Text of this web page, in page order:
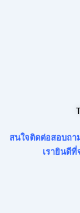
สนใจติดต่อสอบถา
เรายินดี